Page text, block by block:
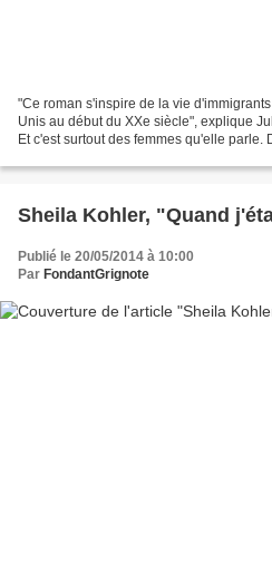
"Ce roman s'inspire de la vie
Unis au début du XXe siècle", explique
Et c'est surtout des femmes qu'elle
Sheila Kohler, "Quand
Publié le 20/05/2014 à 10:00
Par FondantGrignote